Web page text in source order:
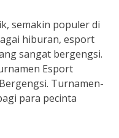
semakin populer di
hiburan, esport
sangat bergengsi.
Esport
Turnamen-
para pecinta